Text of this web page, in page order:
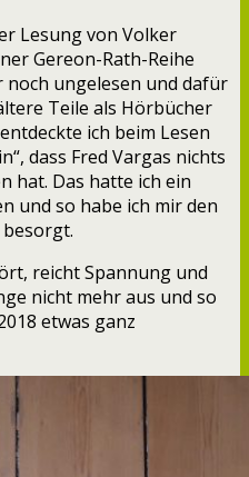
Lesung von Volker
Gereon-Rath-Reihe
noch ungelesen und dafür
Teile als Hörbücher
ich beim Lesen
dass Fred Vargas nichts
hat. Das hatte ich ein
und so habe ich mir den
reicht Spannung und
nicht mehr aus und so
etwas ganz